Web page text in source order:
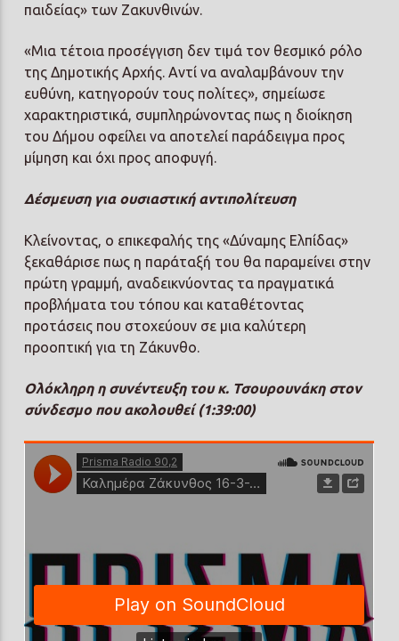
παιδείας» των Ζακυνθινών.
«Μια τέτοια προσέγγιση δεν τιμά τον θεσμικό ρόλο
της Δημοτικής Αρχής. Αντί να αναλαμβάνουν την
ευθύνη, κατηγορούν τους πολίτες», σημείωσε
χαρακτηριστικά, συμπληρώνοντας πως η διοίκηση
του Δήμου οφείλει να αποτελεί παράδειγμα προς
μίμηση και όχι προς αποφυγή.
Δέσμευση για ουσιαστική αντιπολίτευση
Κλείνοντας, ο επικεφαλής της «Δύναμης Ελπίδας»
ξεκαθάρισε πως η παράταξή του θα παραμείνει στην
πρώτη γραμμή, αναδεικνύοντας τα πραγματικά
προβλήματα του τόπου και καταθέτοντας
προτάσεις που στοχεύουν σε μια καλύτερη
προοπτική για τη Ζάκυνθο.
Ολόκληρη η συνέντευξη του κ. Τσουρουνάκη στον
σύνδεσμο που ακολουθεί (1:39:00)